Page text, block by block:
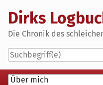
content
Dirks
Die Chronik des
Navigation